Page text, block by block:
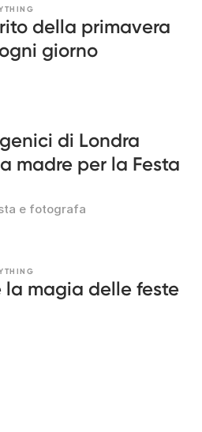
della primavera
giorno
di Londra
madre per la Festa
e fotografa
magia delle feste